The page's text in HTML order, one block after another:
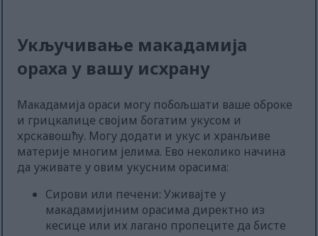
Укључивање макадамија
ораха у вашу исхрану
Макадамија ораси могу побољшати ваше оброке
и грицкалице својим богатим укусом и
хрскавошћу. Могу додати и укус и хранљиве
материје многим јелима. Ево неколико начина
да уживате у овим укусним орасима:
Сирови или печени: Уживајте у
макадамијиним орасима директно из
кесице или их лагано пропеците да бисте